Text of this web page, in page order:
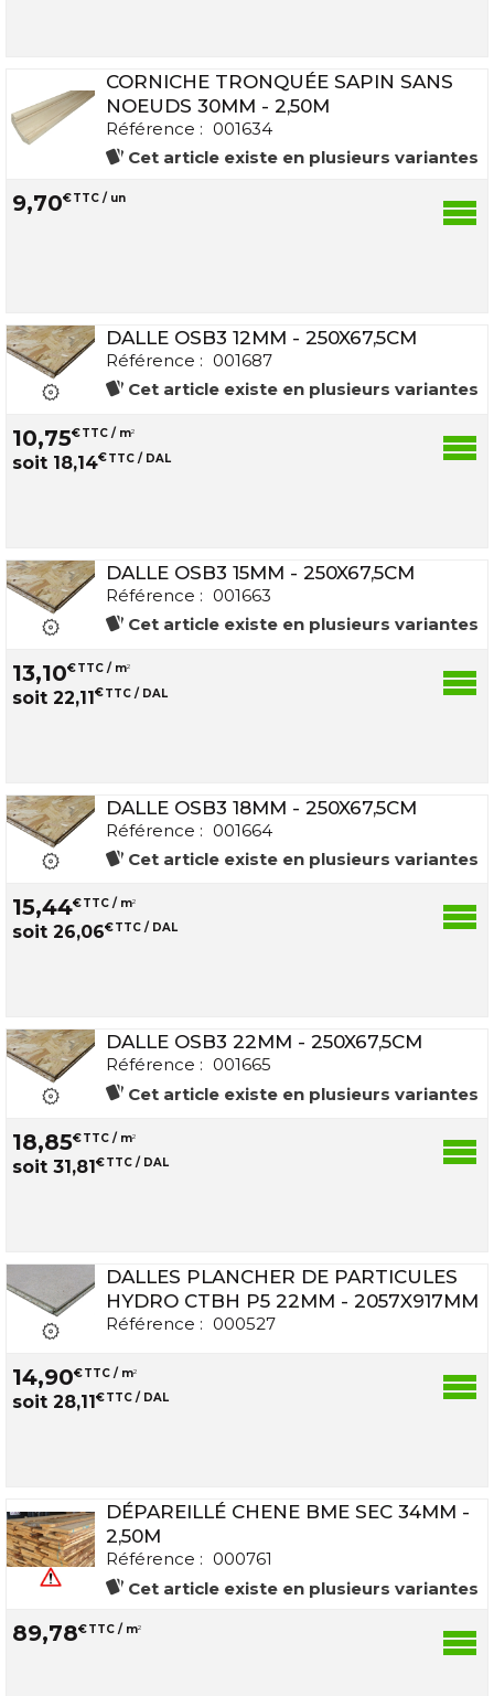
CORNICHE TRONQUÉE SAPIN SANS
NOEUDS 30MM - 2,50M
Référence : 001634
Cet article existe en plusieurs variantes
9,70€TTC / un
DALLE OSB3 12MM - 250X67,5CM
Référence : 001687
Cet article existe en plusieurs variantes
10,75€TTC / m2
soit 18,14€TTC / DAL
DALLE OSB3 15MM - 250X67,5CM
Référence : 001663
Cet article existe en plusieurs variantes
13,10€TTC / m2
soit 22,11€TTC / DAL
DALLE OSB3 18MM - 250X67,5CM
Référence : 001664
Cet article existe en plusieurs variantes
15,44€TTC / m2
soit 26,06€TTC / DAL
DALLE OSB3 22MM - 250X67,5CM
Référence : 001665
Cet article existe en plusieurs variantes
18,85€TTC / m2
soit 31 ,81 €TTC / DAL
DALLES PLANCHER DE PARTICULES
HYDRO CTBH P5 22MM - 2057X917MM
Référence : 000527
14,90€TTC / m2
soit 28,11 €TTC / DAL
DÉPAREILLÉ CHENE BME SEC 34MM -
2,50M
Référence : 000761
Cet article existe en plusieurs variantes
89,78€TTC / m2